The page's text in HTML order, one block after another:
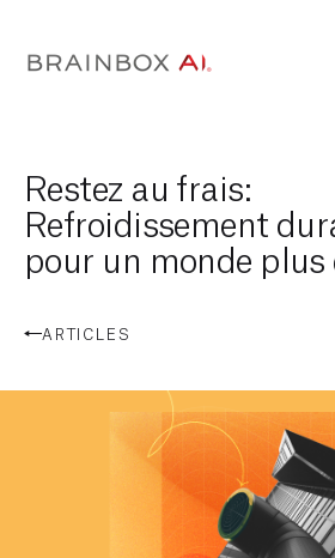
Restez au frais:
Refroidissement
pour un monde plus
ARTICLES